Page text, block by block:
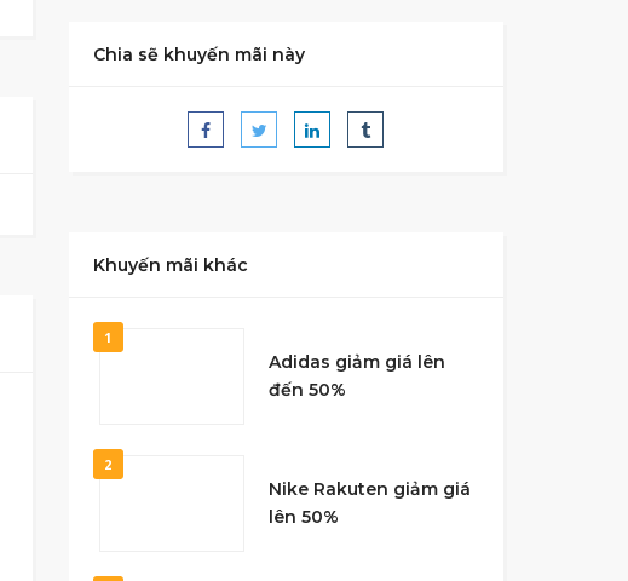
Chia sẽ khuyến mãi này
Khuyến mãi khác
1
Adidas giảm giá lên
đến 50%
2
Nike Rakuten giảm giá
lên 50%